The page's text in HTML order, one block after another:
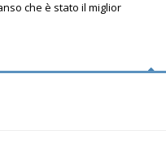
che è stato il miglior